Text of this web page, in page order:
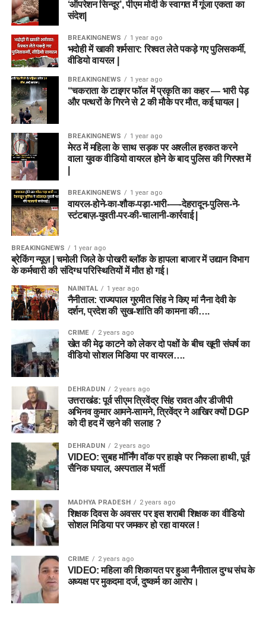
‘ऑपरेशन सिन्दूर’, पीएम मोदी के स्वागत में गूंजा एकता का
संदेश|
BREAKINGNEWS 1 year ago
भदोही में खाकी शर्मसार: रिश्वत लेते पकड़े गए पुलिसकर्मी,
वीडियो वायरल |
BREAKINGNEWS 1 year ago
“चकराता के टाइगर फॉल में प्रकृति का कहर — भारी पेड़
और पत्थरों के गिरने से 2 की मौके पर मौत, कई घायल |
BREAKINGNEWS 1 year ago
मेरठ में महिला के साथ सड़क पर अश्लील हरकत करने
वाला युवक वीडियो वायरल होने के बाद पुलिस की गिरफ्त में
BREAKINGNEWS 1 year ago
वायरल-होने-का-शौक-पड़ा-भारी-—-देहरादून-पुलिस-ने-
स्टंटबाज़-युवती-पर-की-चालानी-कार्रवाई |
BREAKINGNEWS 1 year ago
ब्रेकिंग न्यूज़ | चमोली जिले के पोखरी ब्लॉक के हापला बाजार में उद्यान विभाग
के कर्मचारी की संदिग्ध परिस्थितियों में मौत हो गई।
NAINITAL 1 year ago
नैनीताल: राज्यपाल गुरमीत सिंह ने किए मां नैना देवी के
दर्शन, प्रदेश की सुख-शांति की कामना की….
CRIME 2 years ago
खेत की मेढ़ काटने को लेकर दो पक्षों के बीच खूनी संघर्ष का
वीडियो सोशल मिडिया पर वायरल….
DEHRADUN 2 years ago
उत्तराखंड: पूर्व सीएम त्रिवेंद्र सिंह रावत और डीजीपी
अभिनव कुमार आमने-सामने, त्रिवेंद्र ने आखिर क्यों DGP
को दी हद में रहने की सलाह ?
DEHRADUN 2 years ago
VIDEO: सुबह मॉर्निंग वॉक पर हाइवे पर निकला हाथी, पूर्व
सैनिक घयाल, अस्पताल में भर्ती
MADHYA PRADESH 2 years ago
शिक्षक दिवस के अवसर पर इस शराबी शिक्षक का वीडियो
सोशल मिडिया पर जमकर हो रहा वायरल !
CRIME 2 years ago
VIDEO: महिला की शिकायत पर हुआ नैनीताल दुग्ध संघ के
अध्यक्ष पर मुकदमा दर्ज, दुष्कर्म का आरोप।